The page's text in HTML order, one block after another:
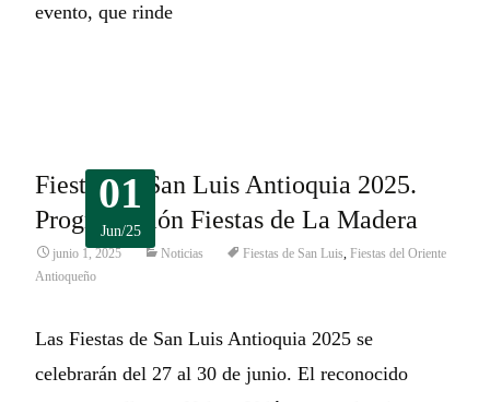
evento, que rinde
01
Jun/25
Fiestas de San Luis Antioquia 2025.
Programación Fiestas de La Madera
junio 1, 2025 Noticias Fiestas de San Luis, Fiestas del Oriente
Antioqueño
Las Fiestas de San Luis Antioquia 2025 se
celebrarán del 27 al 30 de junio. El reconocido